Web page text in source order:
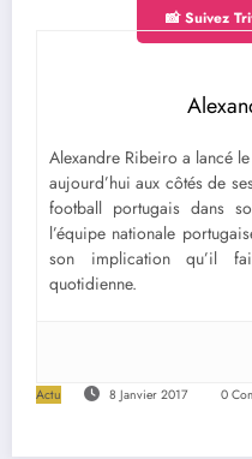
📸 Suivez
Alexandre Ribeiro a lancé
aujourd’hui aux côtés de
football portugais dans
l’équipe nationale
son implication qu’il
quotidienne.
Actu 8 Janvier 2017 0